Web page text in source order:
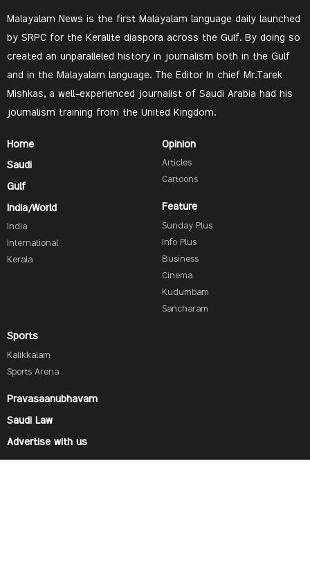
Malayalam News is the first Malayalam language daily launched
by SRPC for the Keralite diaspora across the Gulf. By doing so
created an unparalleled history in journalism both in the Gulf
and in the Malayalam language. The Editor In chief Mr.Tarek
Mishkas, a well-experienced journalist of Saudi Arabia had his
journalism training from the United Kingdom.
Home
Saudi
Gulf
India/World
India
International
Kerala
Opinion
Articles
Cartoons
Feature
Sunday Plus
Info Plus
Business
Cinema
Kudumbam
Sancharam
Sports
Kalikkalam
Sports Arena
Pravasaanubhavam
Saudi Law
Advertise with us